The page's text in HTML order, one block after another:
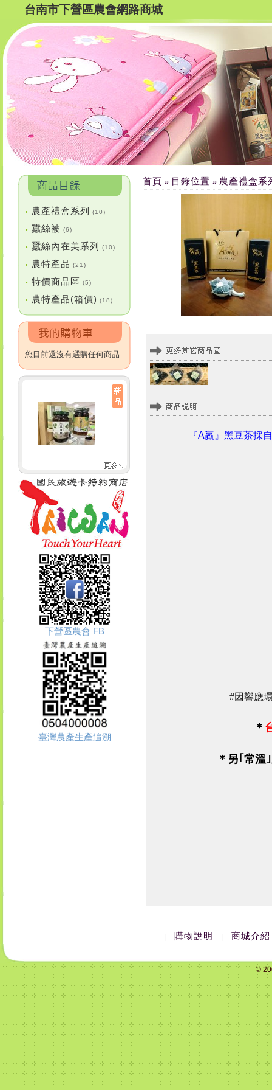
台南市下營區農會網路商城
• 農產禮盒系列 (10)
• 蠶絲被 (6)
• 蠶絲內在美系列 (10)
• 農特產品 (21)
• 特價商品區 (5)
• 農特產品(箱價) (18)
您目前還沒有選購任何商品
下營區農會 FB
臺灣農產生產追溯
首頁 » 目錄位置 » 農產禮盒系
『A羸』黑豆茶採
#因響應
＊
＊ 另｢ 常溫
購物說明 商城介紹
©